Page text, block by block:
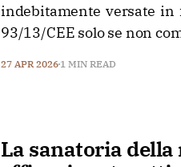
indebitamente versate in
93/13/CEE solo se non
27 APR 2026 1 MIN READ
La sanatoria della